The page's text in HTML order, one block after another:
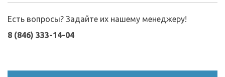
Есть вопросы? Задайте их нашему менеджеру!
8 (846) 333-14-04